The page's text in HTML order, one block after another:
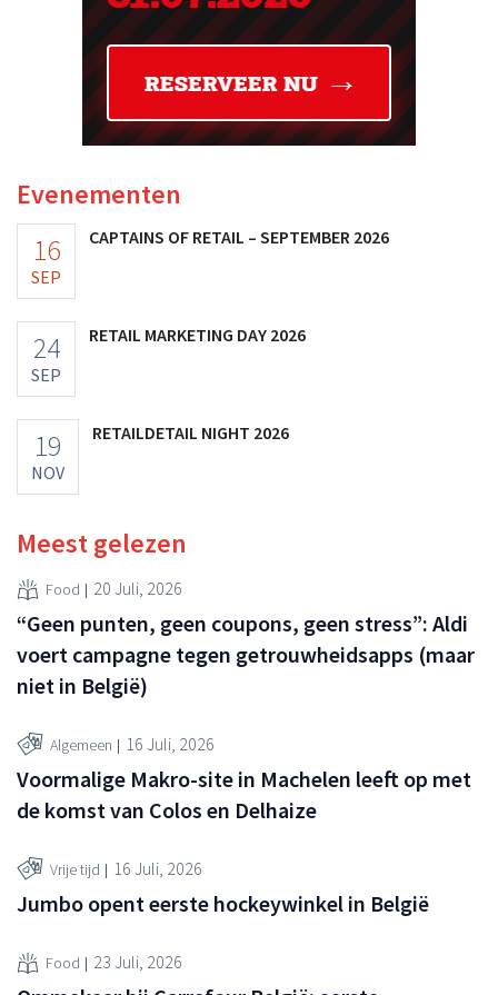
Evenementen
16
SEP
CAPTAINS OF RETAIL – SEPTEMBER 2026
24
SEP
RETAIL MARKETING DAY 2026
19
NOV
RETAILDETAIL NIGHT 2026
Meest gelezen
Food 20 Juli, 2026
“Geen punten, geen coupons, geen stress”: Aldi
voert campagne tegen getrouwheidsapps (maar
niet in België)
Algemeen 16 Juli, 2026
Voormalige Makro-site in Machelen leeft op met
de komst van Colos en Delhaize
Vrije tijd 16 Juli, 2026
Jumbo opent eerste hockeywinkel in België
Food 23 Juli, 2026